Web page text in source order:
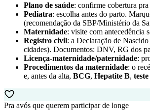
Plano de saúde: confirme cobertura
Pediatra: escolha antes do parto.
(recomendação da SBP/Ministério da
Maternidade: visite com antecedência
Registro civil: a Declaração de
cidades). Documentos: DNV, RG dos
Licença-maternidade/paternidade:
Procedimentos da maternidade: o
e, antes da alta, BCG, Hepatite B,
Pra avós que querem participar de longe